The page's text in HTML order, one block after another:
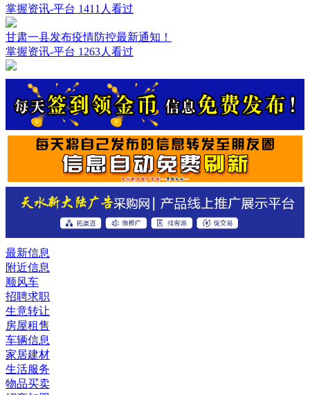
掌握资讯-平台 1411人看过
甘肃一县发布疫情防控最新通知！
掌握资讯-平台 1263人看过
最新信息
附近信息
顺风车
招聘求职
生意转让
房屋租售
车辆信息
家居建材
生活服务
物品买卖